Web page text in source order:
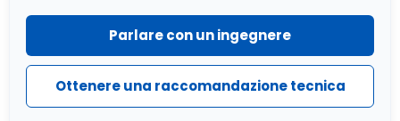
Parlare con un ingegnere
Ottenere una raccomandazione tecnica